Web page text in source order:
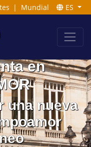
| Mundial ES
en
una nueva